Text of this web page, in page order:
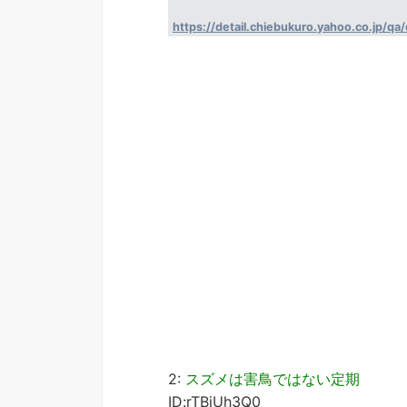
https://detail.chiebukuro.yahoo.co.jp/
2: スズメは害鳥ではない定期
ID:rTBiUh3Q0